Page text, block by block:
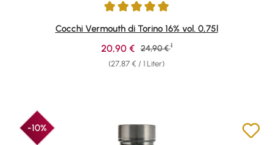
Durchschnittliche Bewertung von 4.94 von 5 Sternen
Cocchi Vermouth di Torino 16% vol. 0,75l
(27,87 € / 1 Liter)
Verkaufspreis:
20,90 € Regulärer Preis:
24,90 € 1
-10%